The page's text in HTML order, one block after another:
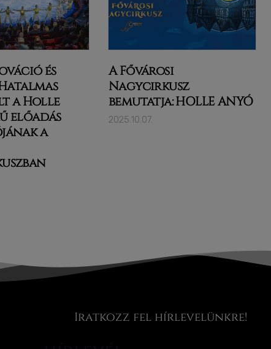
és
a Holle
előadás
a
A Fővárosi
Nagycirkusz
bemutatja: HOLLE ANYÓ
2025.10.07.
Iratkozz fel hírlevelünkre!